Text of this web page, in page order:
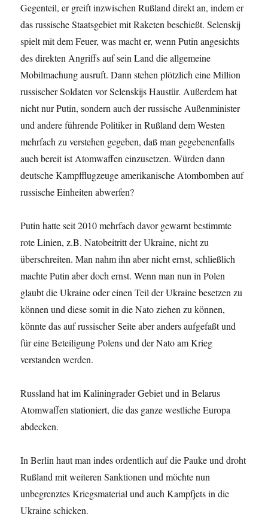
Gegenteil, er greift inzwischen Rußland direkt an, indem er
das russische Staatsgebiet mit Raketen beschießt. Selenskij
spielt mit dem Feuer, was macht er, wenn Putin angesichts
des direkten Angriffs auf sein Land die allgemeine
Mobilmachung ausruft. Dann stehen plötzlich eine Million
russischer Soldaten vor Selenskijs Haustür. Außerdem hat
nicht nur Putin, sondern auch der russische Außenminister
und andere führende Politiker in Rußland dem Westen
mehrfach zu verstehen gegeben, daß man gegebenenfalls
auch bereit ist Atomwaffen einzusetzen. Würden dann
deutsche Kampfflugzeuge amerikanische Atombomben auf
russische Einheiten abwerfen?
Putin hatte seit 2010 mehrfach davor gewarnt bestimmte
rote Linien, z.B. Natobeitritt der Ukraine, nicht zu
überschreiten. Man nahm ihn aber nicht ernst, schließlich
machte Putin aber doch ernst. Wenn man nun in Polen
glaubt die Ukraine oder einen Teil der Ukraine besetzen zu
können und diese somit in die Nato ziehen zu können,
könnte das auf russischer Seite aber anders aufgefaßt und
für eine Beteiligung Polens und der Nato am Krieg
verstanden werden.
Russland hat im Kaliningrader Gebiet und in Belarus
Atomwaffen stationiert, die das ganze westliche Europa
abdecken.
In Berlin haut man indes ordentlich auf die Pauke und droht
Rußland mit weiteren Sanktionen und möchte nun
unbegrenztes Kriegsmaterial und auch Kampfjets in die
Ukraine schicken.